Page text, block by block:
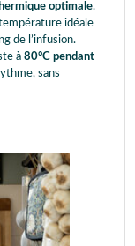
optimale.
idéale
de l’infusion.
à 80°C pendant
sans